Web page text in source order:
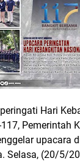
Hari
Pemerintah
upacara
Selasa, (20/5/